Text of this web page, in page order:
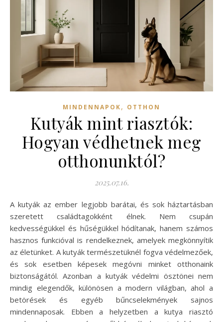
MINDENNAPOK, OTTHON
Kutyák mint riasztók:
Hogyan védhetnek meg
otthonunktól?
2025.07.16.
A kutyák az ember legjobb barátai, és sok háztartásban
szeretett családtagokként élnek. Nem csupán
kedvességükkel és hűségükkel hódítanak, hanem számos
hasznos funkcióval is rendelkeznek, amelyek megkönnyítik
az életünket. A kutyák természetüknél fogva védelmezőek,
és sok esetben képesek megóvni minket otthonaink
biztonságától. Azonban a kutyák védelmi ösztönei nem
mindig elegendők, különösen a modern világban, ahol a
betörések és egyéb bűncselekmények sajnos
mindennaposak. Ebben a helyzetben a kutya riasztó